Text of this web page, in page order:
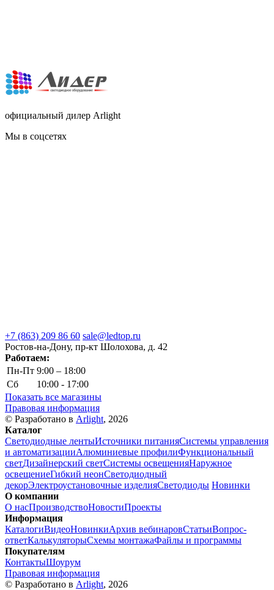
официальный дилер Arlight
Мы в соцсетях
+7 (863) 209 86 60 sale@ledtop.ru
Ростов-на-Дону, пр-кт Шолохова, д. 42
Работаем:
Пн-Пт 9:00 – 18:00
Сб
10:00 - 17:00
Показать все магазины
Правовая информация
© Разработано в Arlight, 2026
Каталог
Светодиодные лентыИсточники питанияСистемы управления
и автоматизацииАлюминиевые профилиФункциональный
светДизайнерский светСистемы освещенияНаружное
освещениеГибкий неонСветодиодный
декорЭлектроустановочные изделияСветодиоды Новинки
О компании
О насПроизводствоНовостиПроекты
Информация
КаталогиВидеоНовинкиАрхив вебинаровСтатьиВопрос-
ответКалькуляторыСхемы монтажаФайлы и программы
Покупателям
КонтактыШоурум
Правовая информация
© Разработано в Arlight, 2026